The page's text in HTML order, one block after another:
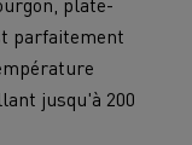
parfaitement
jusqu'à 200